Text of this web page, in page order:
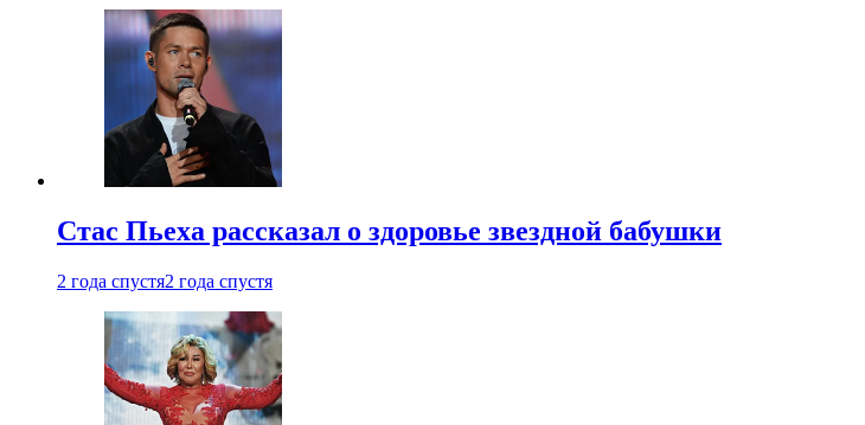
Стас Пьеха рассказал о здоровье звездной бабушки
2 года спустя2 года спустя